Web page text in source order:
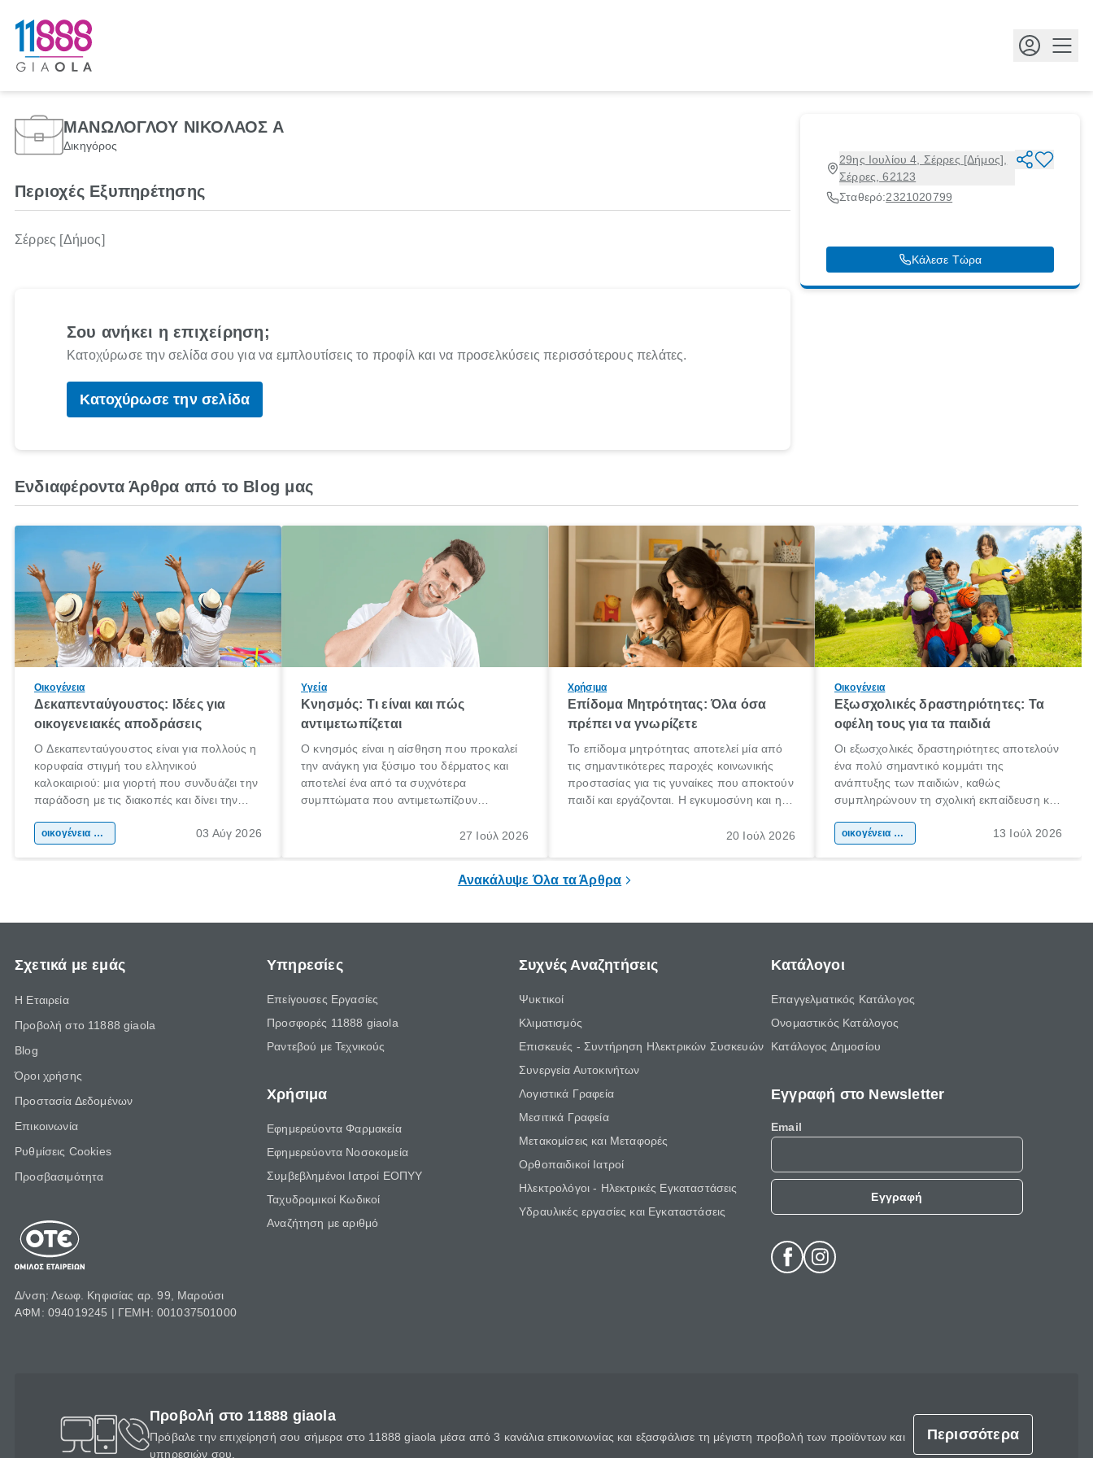
ΜΑΝΩΛΟΓΛΟΥ ΝΙΚΟΛΑΟΣ Α
Δικηγόρος
29ης Ιουλίου 4, Σέρρες [Δήμος],
Σέρρες, 62123
Σταθερό:2321020799
Κάλεσε Τώρα
Περιοχές Εξυπηρέτησης
Σέρρες [Δήμος]
Σου ανήκει η επιχείρηση;
Κατοχύρωσε την σελίδα σου για να εμπλουτίσεις το προφίλ και να προσελκύσεις περισσότερους πελάτες.
Κατοχύρωσε την σελίδα
Ενδιαφέροντα Άρθρα από το Blog μας
Οικογένεια
Δεκαπενταύγουστος: Ιδέες για
οικογενειακές αποδράσεις
Ο Δεκαπενταύγουστος είναι για πολλούς η
κορυφαία στιγμή του ελληνικού
καλοκαιριού: μια γιορτή που συνδυάζει την
παράδοση με τις διακοπές και δίνει την
χώρας. Είτε πρόκειται για λίγες μέρες
οικογένεια & παιδί 03 Αύγ 2026
Υγεία
Κνησμός: Τι είναι και πώς
αντιμετωπίζεται
Ο κνησμός είναι η αίσθηση που προκαλεί
την ανάγκη για ξύσιμο του δέρματος και
αποτελεί ένα από τα συχνότερα
συμπτώματα που αντιμετωπίζουν
πληροφορίες για το «κνησμός τι είναι»,
27 Ιούλ 2026
Χρήσιμα
Επίδομα Μητρότητας: Όλα όσα
πρέπει να γνωρίζετε
Το επίδομα μητρότητας αποτελεί μία από
τις σημαντικότερες παροχές κοινωνικής
προστασίας για τις γυναίκες που αποκτούν
παιδί και εργάζονται. Η εγκυμοσύνη και η
σημαντική περίοδος στη ζωή κάθε20 Ιούλ 2026
Οικογένεια
Εξωσχολικές δραστηριότητες: Τα
οφέλη τους για τα παιδιά
Οι εξωσχολικές δραστηριότητες αποτελούν
ένα πολύ σημαντικό κομμάτι της
ανάπτυξης των παιδιών, καθώς
συμπληρώνουν τη σχολική εκπαίδευση και
της προσωπικότητας, της κοινωνικότητας
οικογένεια & παιδί 13 Ιούλ 2026
Ανακάλυψε Όλα τα Άρθρα
Σχετικά με εμάς
Η Εταιρεία
Προβολή στο 11888 giaola
Blog
Όροι χρήσης
Προστασία Δεδομένων
Επικοινωνία
Ρυθμίσεις Cookies
Προσβασιμότητα
Δ/νση: Λεωφ. Κηφισίας αρ. 99, Μαρούσι
ΑΦΜ: 094019245 | ΓΕΜΗ: 001037501000
Υπηρεσίες
Επείγουσες Εργασίες
Προσφορές 11888 giaola
Ραντεβού με Τεχνικούς
Χρήσιμα
Εφημερεύοντα Φαρμακεία
Εφημερεύοντα Νοσοκομεία
Συμβεβλημένοι Ιατροί ΕΟΠΥΥ
Ταχυδρομικοί Κωδικοί
Αναζήτηση με αριθμό
Συχνές Αναζητήσεις
Ψυκτικοί
Κλιματισμός
Επισκευές - Συντήρηση Ηλεκτρικών Συσκευών
Συνεργεία Αυτοκινήτων
Λογιστικά Γραφεία
Μεσιτικά Γραφεία
Μετακομίσεις και Μεταφορές
Ορθοπαιδικοί Ιατροί
Ηλεκτρολόγοι - Ηλεκτρικές Εγκαταστάσεις
Υδραυλικές εργασίες και Εγκαταστάσεις
Κατάλογοι
Επαγγελματικός Κατάλογος
Ονομαστικός Κατάλογος
Κατάλογος Δημοσίου
Εγγραφή στο Newsletter
Email
Εγγραφή
Προβολή στο 11888 giaola
Πρόβαλε την επιχείρησή σου σήμερα στο 11888 giaola μέσα από 3 κανάλια επικοινωνίας και εξασφάλισε τη μέγιστη προβολή των προϊόντων και
υπηρεσιών σου.
Περισσότερα